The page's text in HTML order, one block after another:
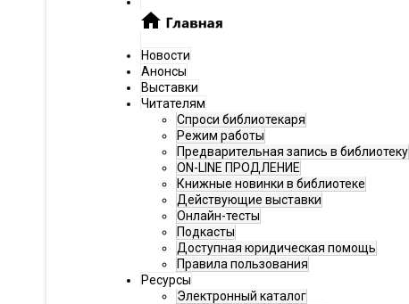
Новости
Анонсы
Выставки
Читателям
Спроси библиотекаря
Режим работы
Предварительная запись в библиотеку
ON-LINE ПРОДЛЕНИЕ
Книжные новинки в библиотеке
Действующие выставки
Онлайн-тесты
Подкасты
Доступная юридическая помощь
Правила пользования
Ресурсы
Электронный каталог